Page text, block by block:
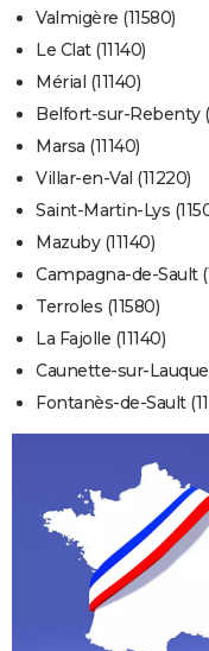
Valmigère (11580)
Le Clat (11140)
Mérial (11140)
Belfort-sur-Rebenty
Marsa (11140)
Villar-en-Val (11220)
Saint-Martin-Lys
Mazuby (11140)
Campagna-de-Sault
Terroles (11580)
La Fajolle (11140)
Caunette-sur-
Fontanès-de-Sault